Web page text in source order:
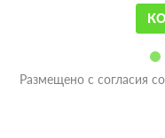
Размещено с согласия